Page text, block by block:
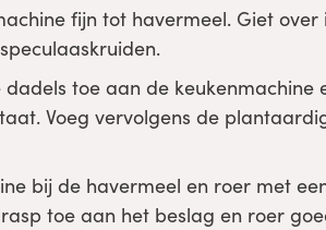
fijn tot havermeel. Giet over
toe aan de keukenmachine
Voeg vervolgens de
bij de havermeel en roer met
toe aan het beslag en roer